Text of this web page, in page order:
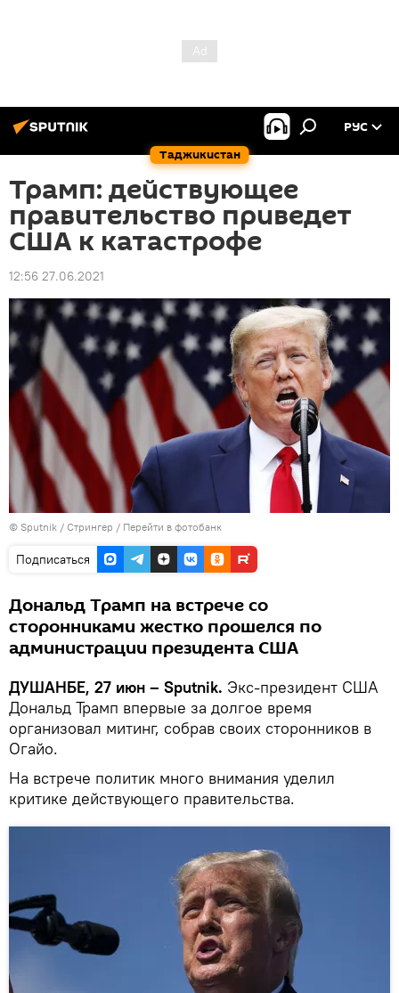
Таджикистан
РУС
Трамп: действующее
правительство приведет
США к катастрофе
12:56 27.06.2021
© Sputnik / Стрингер / Перейти в фотобанк
Подписаться
Дональд Трамп на встрече со
сторонниками жестко прошелся по
администрации президента США
ДУШАНБЕ, 27 июн – Sputnik. Экс-президент США
Дональд Трамп впервые за долгое время
организовал митинг, собрав своих сторонников в
Огайо.
На встрече политик много внимания уделил
критике действующего правительства.